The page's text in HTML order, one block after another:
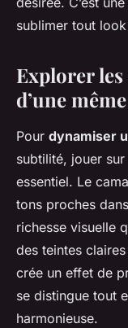
sublimer tout
Explorer les
d’une
Pour dynamiser
subtilité, jouer
essentiel. Le
tons proches
richesse visuelle
des teintes
crée un effet de
se distingue tout
harmonieuse.